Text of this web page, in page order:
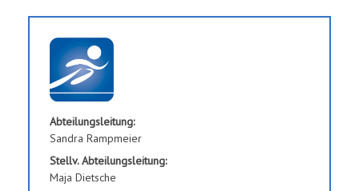
Abteilungsleitung:
Sandra Rampmeier
Stellv. Abteilungsleitung:
Maja Dietsche